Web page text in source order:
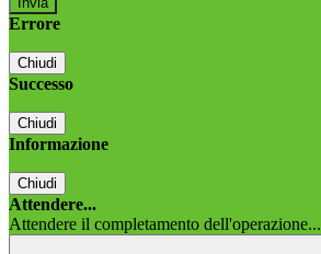
Errore
Chiudi
Successo
Chiudi
Informazione
Chiudi
Attendere...
Attendere il completamento dell'operazione...